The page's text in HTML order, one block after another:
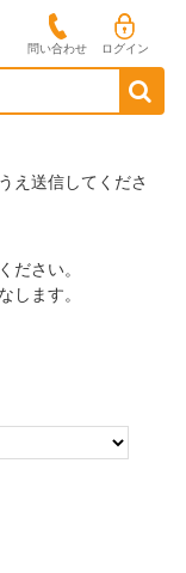
問い合わせ ログイン
え送信してくださ
ださい。
します。